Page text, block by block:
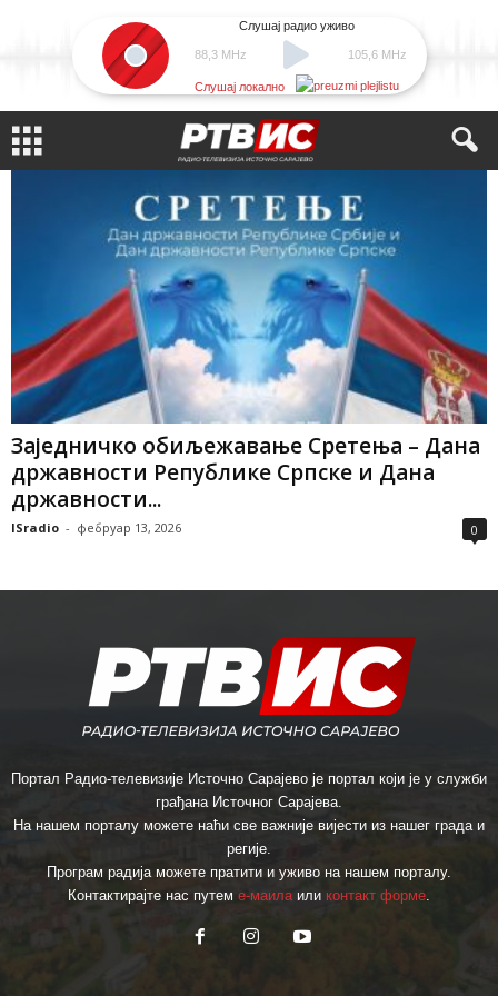
88,3 MHz
Слушај радио уживо
105,6 MHz
Слушај локално
Заједничко обиљежавање Сретења – Дана
државности Републике Српске и Дана
државности...
ISradio - фебруар 13, 2026 0
Портал Радио-телевизије Источно Сарајево је портал који је у служби
грађана Источног Сарајева.
На нашем порталу можете наћи све важније вијести из нашег града и
регије.
Програм радија можете пратити и уживо на нашем порталу.
Контактирајте нас путем е-маилаили контакт форме.